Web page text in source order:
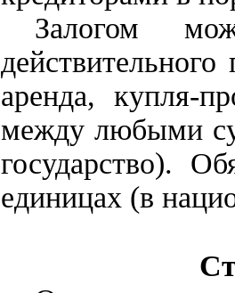
Залогом
аренда, купля-
между любыми
государство).
единицах (в